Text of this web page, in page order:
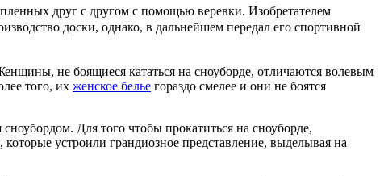
друг с другом с помощью веревки. Изобретателем
доски, однако, в дальнейшем передал его спортивной
не боящиеся кататься на сноуборде, отличаются волевым
того, их женское белье гораздо смелее и они не боятся
Для того чтобы прокатиться на сноуборде,
устроили грандиозное представление, выделывая на